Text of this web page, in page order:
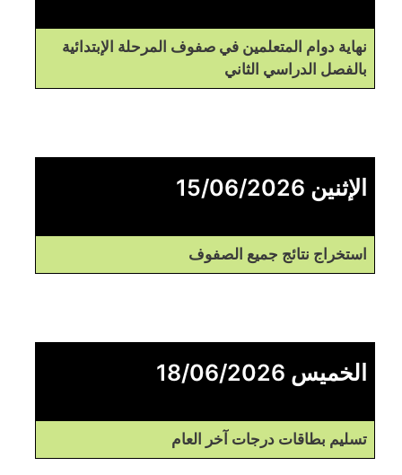
نهاية دوام المتعلمين في صفوف المرحلة الإبتدائية
بالفصل الدراسي الثاني
الإثنين 15/06/2026
استخراج نتائج جميع الصفوف
الخميس 18/06/2026
تسليم بطاقات درجات آخر العام